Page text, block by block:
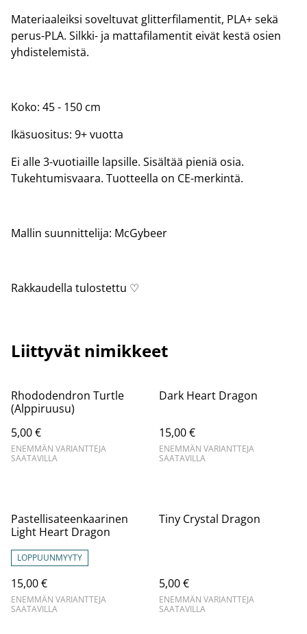
Materiaaleiksi soveltuvat glitterfilamentit, PLA+ sekä
perus-PLA. Silkki- ja mattafilamentit eivät kestä osien
yhdistelemistä.
Koko: 45 - 150 cm
Ikäsuositus: 9+ vuotta
Ei alle 3-vuotiaille lapsille. Sisältää pieniä osia.
Tukehtumisvaara. Tuotteella on CE-merkintä.
Mallin suunnittelija: McGybeer
Rakkaudella tulostettu ♡
Liittyvät nimikkeet
Rhododendron Turtle
(Alppiruusu)
5,00 €
ENEMMÄN VARIANTTEJA
SAATAVILLA
Dark Heart Dragon
15,00 €
ENEMMÄN VARIANTTEJA
SAATAVILLA
Pastellisateenkaarinen
Light Heart Dragon
LOPPUUNMYYTY
15,00 €
ENEMMÄN VARIANTTEJA
SAATAVILLA
Tiny Crystal Dragon
5,00 €
ENEMMÄN VARIANTTEJA
SAATAVILLA